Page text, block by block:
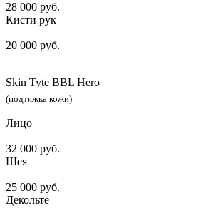
28 000 руб.
Кисти рук
20 000 руб.
Skin Tyte BBL Hero
(подтяжка кожи)
Лицо
32 000 руб.
Шея
25 000 руб.
Декольте